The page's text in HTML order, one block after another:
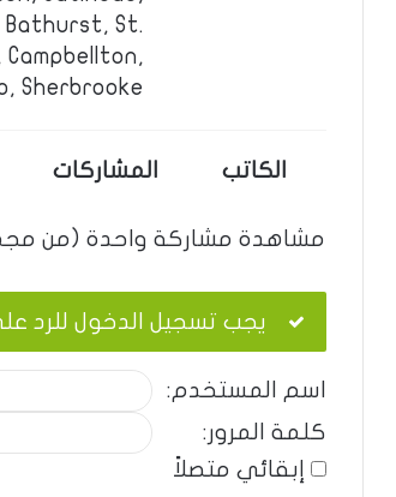
Bathurst, St.
Sherbrooke.
الكاتب المشاركات
مشاهدة مشاركة واحدة (من
يجب تسجيل الدخول للرد
اسم المستخدم:
كلمة المرور:
إبقائي متصلاً